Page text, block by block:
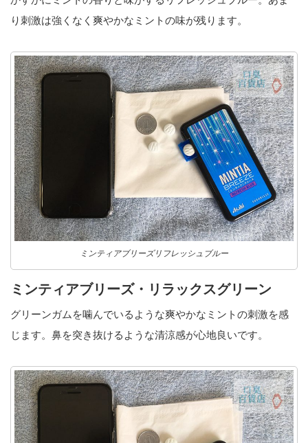
り刺激は強くなく爽やかなミントの味が残ります。
ミンティアブリーズリフレッシュブルー
ミンティアブリーズ・リラックスグリーン
グリーンガムを噛んでいるような爽やかなミントの刺激を感
じます。鼻を突き抜けるような清涼感が心地良いです。